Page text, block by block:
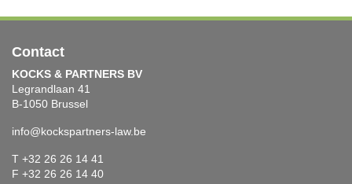
Contact
KOCKS & PARTNERS BV
Legrandlaan 41
B-1050 Brussel
info@kockspartners-law.be
T +32 26 26 14 41
F +32 26 26 14 40